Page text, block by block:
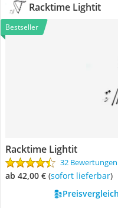
Racktime Lightit
Bestseller
Racktime Lightit
32 Bewertungen
ab 42,00 € ( Sofort lieferbar)